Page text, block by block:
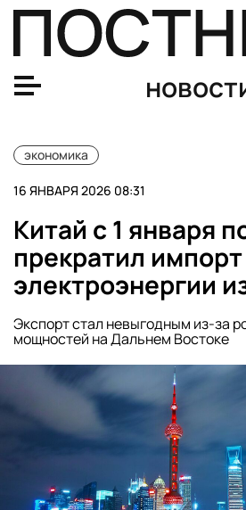
экономика
16 ЯНВАРЯ 2026 08:31
Китай с 1 января
прекратил импорт
электроэнергии
Экспорт стал невыгодным из-за
мощностей на Дальнем Востоке
Экономист Глухова: россияне